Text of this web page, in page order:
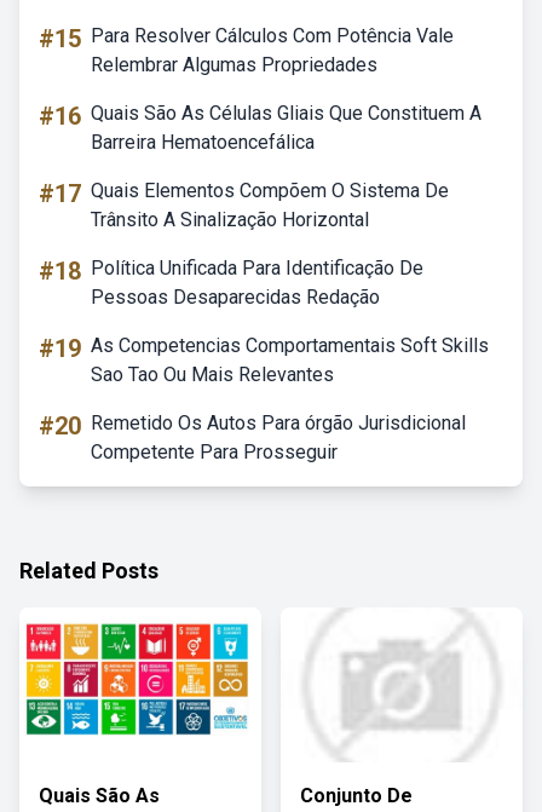
#15 Para Resolver Cálculos Com Potência Vale
Relembrar Algumas Propriedades
#16 Quais São As Células Gliais Que Constituem A
Barreira Hematoencefálica
#17 Quais Elementos Compõem O Sistema De
Trânsito A Sinalização Horizontal
#18 Política Unificada Para Identificação De
Pessoas Desaparecidas Redação
#19 As Competencias Comportamentais Soft Skills
Sao Tao Ou Mais Relevantes
#20 Remetido Os Autos Para órgão Jurisdicional
Competente Para Prosseguir
Related Posts
Quais São As
Conjunto De